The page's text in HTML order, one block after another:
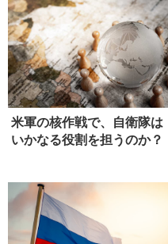
米軍の核作戦で、自衛隊は
いかなる役割を担うのか？